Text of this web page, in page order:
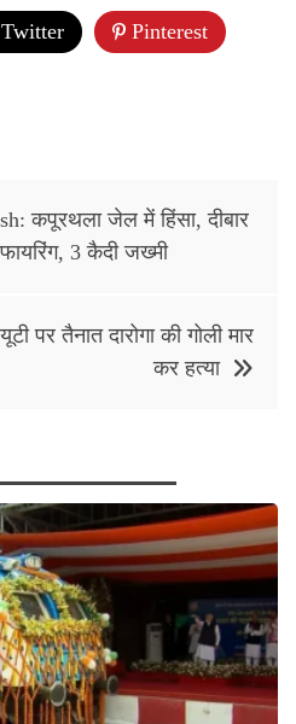
Pinterest
कपूरथला जेल में हिंसा, दीबार
3 कैदी जख्मी
पर तैनात दारोगा की गोली मार
कर हत्या